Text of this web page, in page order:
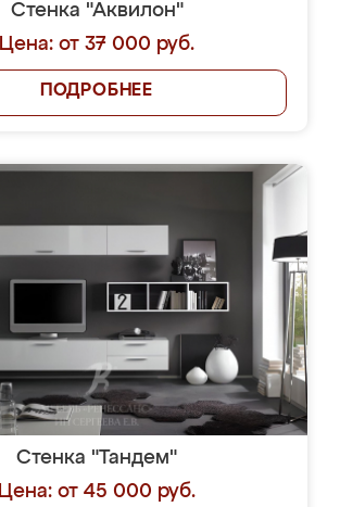
Стенка "Аквилон"
Цена: от 37 000 руб.
ПОДРОБНЕЕ
Стенка "Тандем"
Цена: от 45 000 руб.